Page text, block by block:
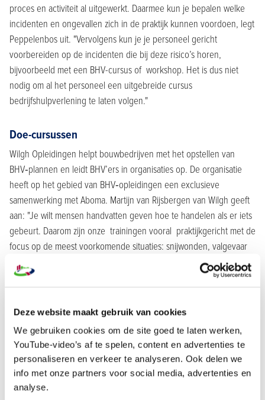
Deze website maakt gebruik van cookies
We gebruiken cookies om de site goed te laten werken,
YouTube-video’s af te spelen, content en advertenties te
personaliseren en verkeer te analyseren. Ook delen we
info met onze partners voor social media, advertenties en
analyse.
proces en activiteit al uitgewerkt. Daarmee kun je bepalen welke
incidenten en ongevallen zich in de praktijk kunnen voordoen, legt
Peppelenbos uit. "Vervolgens kun je je personeel gericht
voorbereiden op de incidenten die bij deze risico’s horen,
bijvoorbeeld met een BHV-cursus of workshop. Het is dus niet
nodig om al het personeel een uitgebreide cursus
bedrijfshulpverlening te laten volgen."
Doe-cursussen
Wilgh Opleidingen helpt bouwbedrijven met het opstellen van
BHV‑plannen en leidt BHV’ers in organisaties op. De organisatie
heeft op het gebied van BHV‑opleidingen een exclusieve
samenwerking met Aboma. Martijn van Rijsbergen van Wilgh geeft
aan: "Je wilt mensen handvatten geven hoe te handelen als er iets
gebeurt. Daarom zijn onze trainingen vooral praktijkgericht met de
focus op de meest voorkomende situaties: snijwonden, valgevaar
en onwelwording. Daar zijn allemaal scenario’s voor.
Die sessies duren niet lang – in twee uur is al veel te doen – en
medewerkers handelingsperspectief. Een volledige BHV‑opleiding
of herhalingstraining is bij ons altijd gericht op praktische
vaardigheden. Er wordt gewerkt met maatwerk‑scenario’s, bij
voorkeur met een trauma‑acteur/LOTUS‑slachtoffer, waarbij de
deelnemers ook écht aan de bak moeten. Zo maken we het leren
actief en leuk."